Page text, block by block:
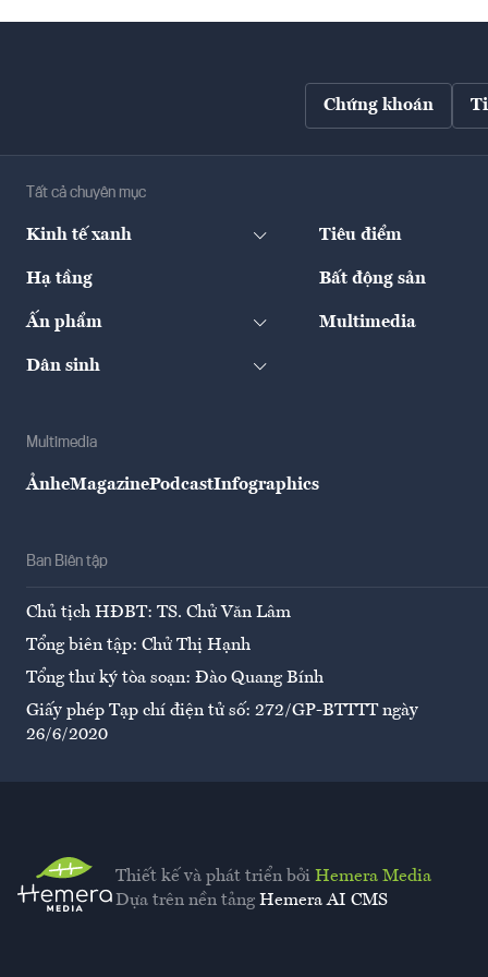
Chứng khoán
Tất cả chuyên mục
Kinh tế xanh Tiêu điểm
Hạ tầng Bất động sản
Ấn phẩm Multimedia
Dân sinh
Multimedia
ẢnheMagazinePodcastInfographics
Ban Biên tập
Chủ tịch HĐBT: TS. Chử Văn Lâm
Tổng biên tập: Chử Thị Hạnh
Tổng thư ký tòa soạn: Đào Quang Bính
Giấy phép Tạp chí điện tử số: 272/GP-BTTTT ngày
26/6/2020
Thiết kế và phát triển bởi Hemera Media
Dựa trên nền tảng Hemera AI CMS